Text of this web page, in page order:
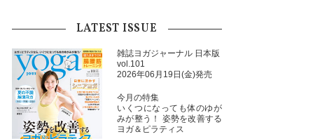
LATEST ISSUE
雑誌ヨガジャーナル 日本版
vol.101
2026年06月19日(金)発売
今月の特集
いくつになっても体のゆが
みが整う！ 姿勢を改善する
ヨガ＆ピラティス